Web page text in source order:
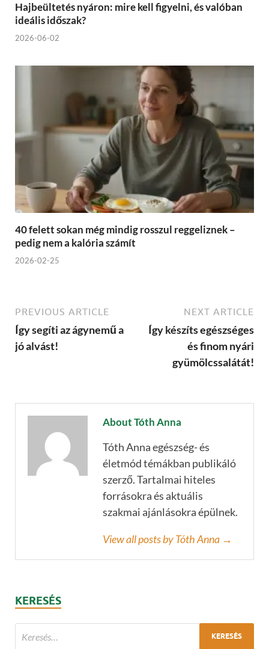
Hajbeültetés nyáron: mire kell figyelni, és valóban
ideális időszak?
2026-06-02
40 felett sokan még mindig rosszul reggeliznek –
pedig nem a kalória számít
2026-02-25
PREVIOUS ARTICLE
Így segíti az ágynemű a
jó alvást!
NEXT ARTICLE
Így készíts egészséges
és finom nyári
gyümölcssalátát!
About Tóth Anna
Tóth Anna egészség- és
életmód témákban publikáló
szerző. Tartalmai hiteles
forrásokra és aktuális
szakmai ajánlásokra épülnek.
View all posts by Tóth Anna →
KERESÉS